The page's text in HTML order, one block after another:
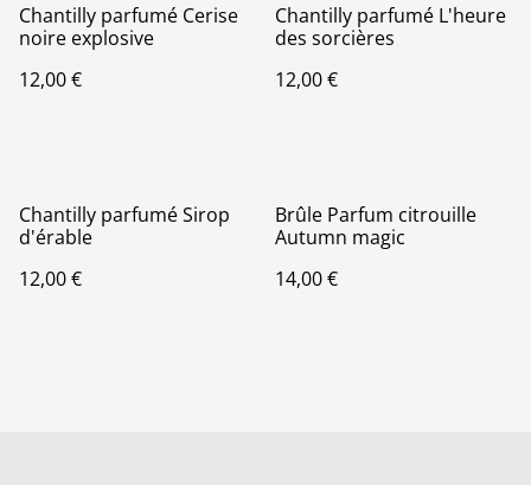
Chantilly parfumé Cerise
noire explosive
12,00 €
Chantilly parfumé L'heure
des sorcières
12,00 €
Chantilly parfumé Sirop
d'érable
12,00 €
Brûle Parfum citrouille
Autumn magic
14,00 €